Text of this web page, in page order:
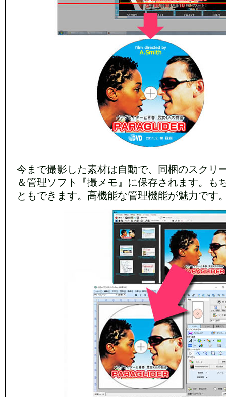
今まで撮影した素材は自動で、同梱のスクリ
＆管理ソフト『撮メモ』に保存されます。も
ともできます。高機能な管理機能が魅力です